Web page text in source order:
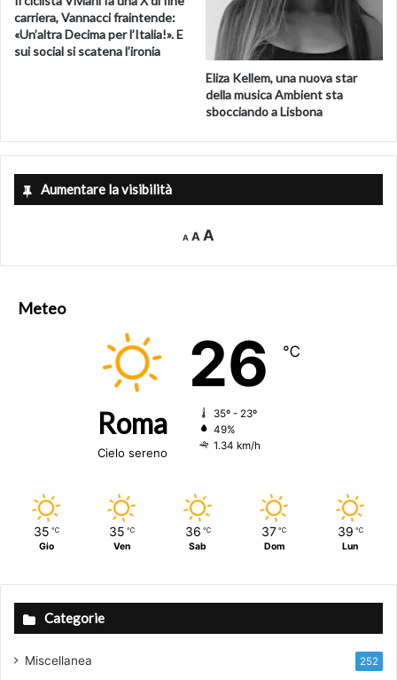
carriera, Vannacci fraintende:
«Un’altra Decima per l’Italia!». E
sui social si scatena l’ironia
Eliza Kellem, una nuova star
della musica Ambient sta
sbocciando a Lisbona
Aumentare la visibilità
A
Decrease
font
A Reset
size.
A
Meteo
Roma
Cielo sereno
26 ℃
35º - 23º
49%
1.34 km/h
35 ℃
Gio
35 ℃
Ven
36 ℃
Sab
37 ℃
Dom
39 ℃
Lun
Categorie
Miscellanea 252